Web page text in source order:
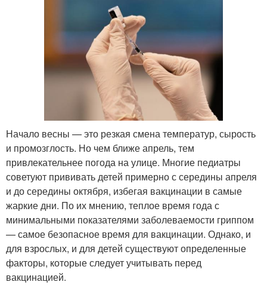
Начало весны — это резкая смена температур, сырость
и промозглость. Но чем ближе апрель, тем
привлекательнее погода на улице. Многие педиатры
советуют прививать детей примерно с середины апреля
и до середины октября, избегая вакцинации в самые
жаркие дни. По их мнению, теплое время года с
минимальными показателями заболеваемости гриппом
— самое безопасное время для вакцинации. Однако, и
для взрослых, и для детей существуют определенные
факторы, которые следует учитывать перед
вакцинацией.